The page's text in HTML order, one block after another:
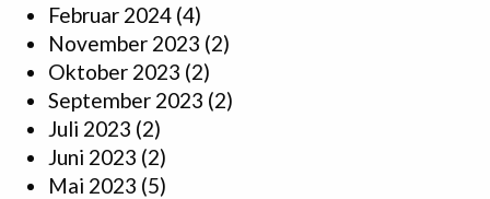
Februar 2024 (4)
November 2023 (2)
Oktober 2023 (2)
September 2023 (2)
Juli 2023 (2)
Juni 2023 (2)
Mai 2023 (5)